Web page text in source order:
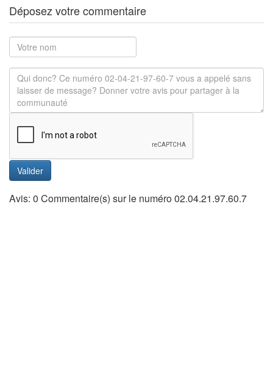
Déposez votre commentaire
Valider
Avis: 0 Commentaire(s) sur le numéro 02.04.21.97.60.7